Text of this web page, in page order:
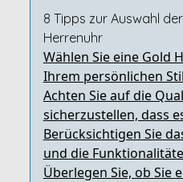
8 Tipps zur Auswahl
Herrenuhr
Wählen Sie eine Gold
Ihrem persönlichen
Achten Sie auf die
sicherzustellen, dass
Berücksichtigen Sie
und die
Überlegen Sie, ob Sie